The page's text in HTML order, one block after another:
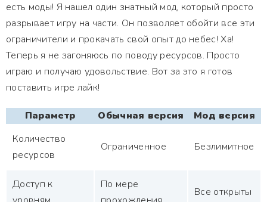
есть моды! Я нашел один знатный мод, который просто
разрывает игру на части. Он позволяет обойти все эти
ограничители и прокачать свой опыт до небес! Ха!
Теперь я не загоняюсь по поводу ресурсов. Просто
играю и получаю удовольствие. Вот за это я готов
поставить игре лайк!
Параметр Обычная версия
Мод версия
Количество
ресурсов
Ограниченное Безлимитное
Доступ к
По мере
Все открыты